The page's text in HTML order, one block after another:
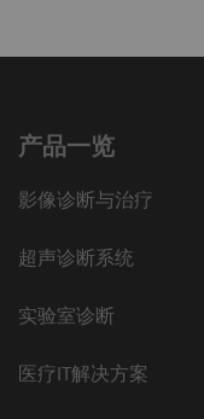
产品一览
影像诊断与治疗
超声诊断系统
实验室诊断
医疗IT解决方案